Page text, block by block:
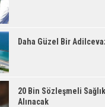
Daha Güzel Bir
20 Bin Sözleşmeli
Alınacak